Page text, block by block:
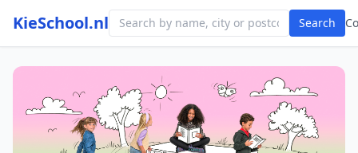
KieSchool.nl Search